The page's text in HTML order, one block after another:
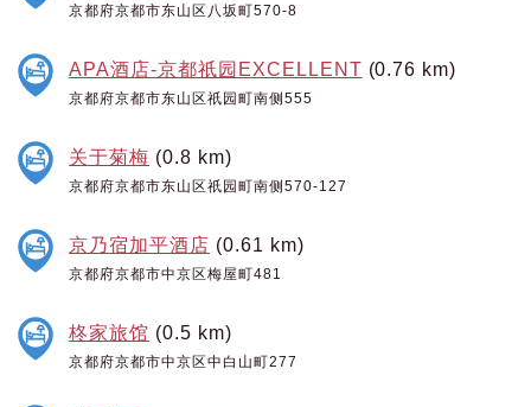
京都府京都市东山区八坂町570-8
APA酒店-京都祇园EXCELLENT (0.76 km)
京都府京都市东山区祇园町南侧555
关于菊梅 (0.8 km)
京都府京都市东山区祇园町南侧570-127
京乃宿加平酒店 (0.61 km)
京都府京都市中京区梅屋町481
柊家旅馆 (0.5 km)
京都府京都市中京区中白山町277